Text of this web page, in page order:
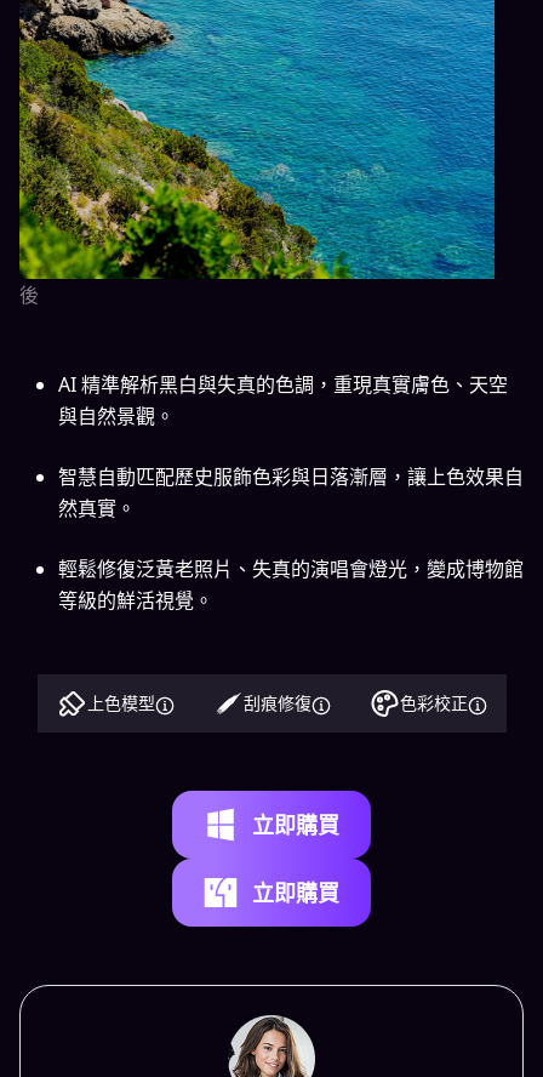
後
AI 精準解析黑白與失真的色調，重現真實膚色、天空
與自然景觀。
智慧自動匹配歷史服飾色彩與日落漸層，讓上色效果自
然真實。
輕鬆修復泛黃老照片、失真的演唱會燈光，變成博物館
等級的鮮活視覺。
上色模型 刮痕修復 色彩校正
立即購買
立即購買